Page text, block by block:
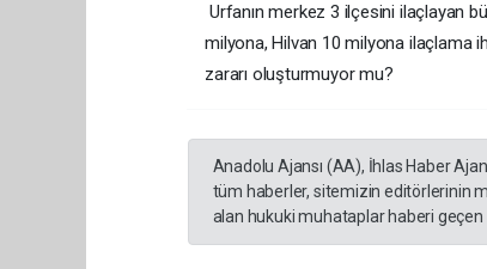
Urfanın merkez 3 ilçesini ilaçlayan
milyona, Hilvan 10 milyona ilaçlama
zararı oluşturmuyor mu?
Anadolu Ajansı (AA), İhlas Haber
tüm haberler, sitemizin editörlerinin
alan hukuki muhataplar haberi